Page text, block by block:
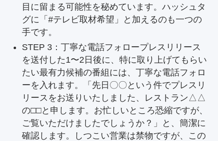
目に留まる可能性を秘めています。ハッシュタ
グに「#テレビ取材希望」と加えるのも一つの
手です。
STEP 3：丁寧な電話フォロープレスリリース
を送付した1〜2日後に、特に取り上げてもらい
たい最有力候補の番組には、丁寧な電話フォロ
ーを入れます。「先日〇〇という件でプレスリ
リースをお送りいたしました、レストラン△△
の□□と申します。お忙しいところ恐縮ですが、
ご覧いただけましたでしょうか？」と、簡潔に
確認します。しつこい営業は禁物ですが、この